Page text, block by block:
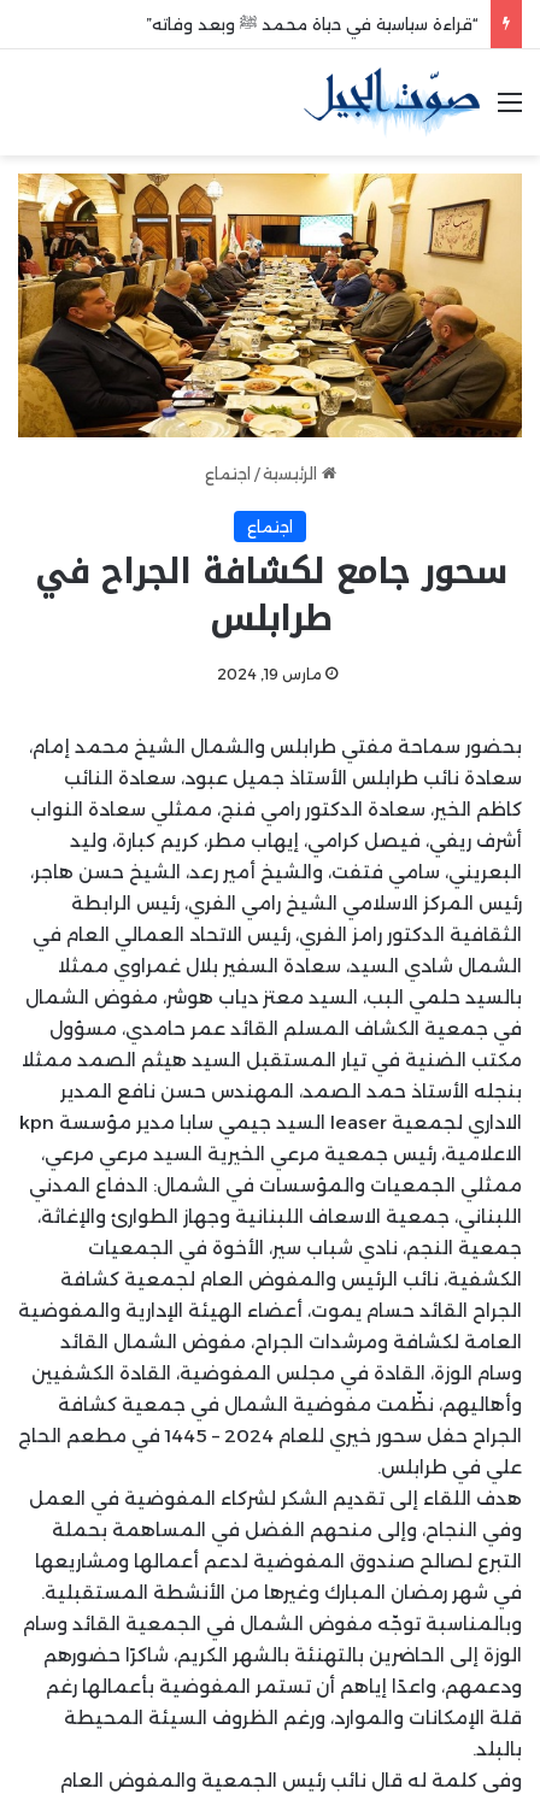
“قراءة سياسية في حياة محمد ﷺ وبعد وفاته”
القائمة
الرئيسية / اجتماع
اجتماع
سحور جامع لكشافة الجراح في
طرابلس
مارس 19, 2024
بحضور سماحة مفتي طرابلس والشمال الشيخ محمد إمام،
سعادة نائب طرابلس الأستاذ جميل عبود، سعادة النائب
كاظم الخير، سعادة الدكتور رامي فنج، ممثلي سعادة النواب
أشرف ريفي، فيصل كرامي، إيهاب مطر، كريم كبارة، وليد
البعريني، سامي فتفت، والشيخ أمير رعد، الشيخ حسن هاجر،
رئيس المركز الاسلامي الشيخ رامي الفري، رئيس الرابطة
الثقافية الدكتور رامز الفري، رئيس الاتحاد العمالي العام في
الشمال شادي السيد، سعادة السفير بلال غمراوي ممثلا
بالسيد حلمي البب، السيد معتز دياب هوشر، مفوض الشمال
في جمعية الكشاف المسلم القائد عمر حامدي، مسؤول
مكتب الضنية في تيار المستقبل السيد هيثم الصمد ممثلا
بنجله الأستاذ حمد الصمد، المهندس حسن نافع المدير
الاداري لجمعية leaser السيد جيمي سابا مدير مؤسسة kpn
الاعلامية، رئيس جمعية مرعي الخيرية السيد مرعي مرعي،
ممثلي الجمعيات والمؤسسات في الشمال: الدفاع المدني
اللبناني، جمعية الاسعاف اللبنانية وجهاز الطوارئ والإغاثة،
جمعية النجم، نادي شباب سير، الأخوة في الجمعيات
الكشفية، نائب الرئيس والمفوض العام لجمعية كشافة
الجراح القائد حسام يموت، أعضاء الهيئة الإدارية والمفوضية
العامة لكشافة ومرشدات الجراح، مفوض الشمال القائد
وسام الوزة، القادة في مجلس المفوضية، القادة الكشفيين
وأهاليهم، نظّمت مفوضية الشمال في جمعية كشافة
الجراح حفل سحور خيري للعام 2024 – 1445 في مطعم الحاج
علي في طرابلس.
هدف اللقاء إلى تقديم الشكر لشركاء المفوضية في العمل
وفي النجاح، وإلى منحهم الفضل في المساهمة بحملة
التبرع لصالح صندوق المفوضية لدعم أعمالها ومشاريعها
في شهر رمضان المبارك وغيرها من الأنشطة المستقبلية.
وبالمناسبة توجّه مفوض الشمال في الجمعية القائد وسام
الوزة إلى الحاضرين بالتهنئة بالشهر الكريم، شاكرًا حضورهم
ودعمهم، واعدًا إياهم أن تستمر المفوضية بأعمالها رغم
قلة الإمكانات والموارد، ورغم الظروف السيئة المحيطة
بالبلد.
وفي كلمة له قال نائب رئيس الجمعية والمفوض العام